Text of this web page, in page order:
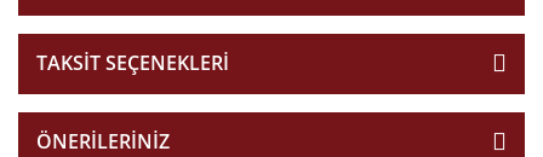
TAKSIT SEÇENEKLERI
ÖNERILERINIZ